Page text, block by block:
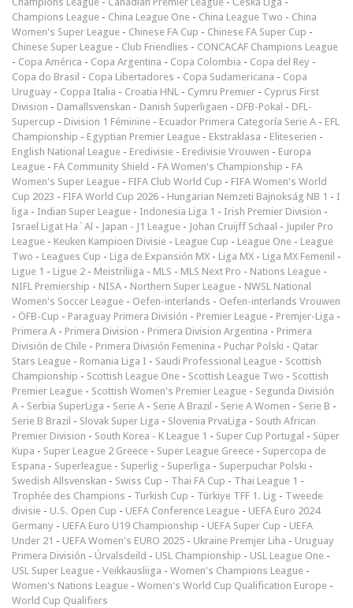
Champions League - China League One - China League Two - China
Women's Super League - Chinese FA Cup - Chinese FA Super Cup -
Chinese Super League - Club Friendlies - CONCACAF Champions League
- Copa América - Copa Argentina - Copa Colombia - Copa del Rey -
Copa do Brasil - Copa Libertadores - Copa Sudamericana - Copa
Uruguay - Coppa Italia - Croatia HNL - Cymru Premier - Cyprus First
Division - Damallsvenskan - Danish Superligaen - DFB-Pokal - DFL-
Supercup - Division 1 Féminine - Ecuador Primera Categoría Serie A - EFL
Championship - Egyptian Premier League - Ekstraklasa - Eliteserien -
English National League - Eredivisie - Eredivisie Vrouwen - Europa
League - FA Community Shield - FA Women's Championship - FA
Women's Super League - FIFA Club World Cup - FIFA Women's World
Cup 2023 - FIFA World Cup 2026 - Hungarian Nemzeti Bajnokság NB 1 - I
liga - Indian Super League - Indonesia Liga 1 - Irish Premier Division -
Israel Ligat Ha`Al - Japan - J1 League - Johan Cruijff Schaal - Jupiler Pro
League - Keuken Kampioen Divisie - League Cup - League One - League
Two - Leagues Cup - Liga de Expansión MX - Liga MX - Liga MX Femenil -
Ligue 1 - Ligue 2 - Meistriliiga - MLS - MLS Next Pro - Nations League -
NIFL Premiership - NISA - Northern Super League - NWSL National
Women's Soccer League - Oefen-interlands - Oefen-interlands Vrouwen
- ÖFB-Cup - Paraguay Primera División - Premier League - Premjer-Liga -
Primera A - Primera Division - Primera Division Argentina - Primera
División de Chile - Primera División Femenina - Puchar Polski - Qatar
Stars League - Romania Liga I - Saudi Professional League - Scottish
Championship - Scottish League One - Scottish League Two - Scottish
Premier League - Scottish Women's Premier League - Segunda División
A - Serbia SuperLiga - Serie A - Serie A Brazil - Serie A Women - Serie B -
Serie B Brazil - Slovak Super Liga - Slovenia PrvaLiga - South African
Premier Division - South Korea - K League 1 - Super Cup Portugal - Süper
Kupa - Super League 2 Greece - Super League Greece - Supercopa de
Espana - Superleague - Superlig - Superliga - Superpuchar Polski -
Swedish Allsvenskan - Swiss Cup - Thai FA Cup - Thai League 1 -
Trophée des Champions - Turkish Cup - Türkiye TFF 1. Lig - Tweede
divisie - U.S. Open Cup - UEFA Conference League - UEFA Euro 2024
Germany - UEFA Euro U19 Championship - UEFA Super Cup - UEFA
Under 21 - UEFA Women's EURO 2025 - Ukraine Premjer Liha - Uruguay
Primera División - Úrvalsdeild - USL Championship - USL League One -
USL Super League - Veikkausliiga - Women's Champions League -
Women's Nations League - Women's World Cup Qualification Europe -
World Cup Qualifiers